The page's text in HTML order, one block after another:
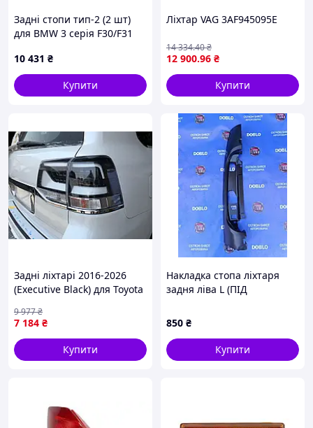
Задні стопи тип-2 (2 шт)
для BMW 3 серія F30/F31
SMARTSHOP_DD
10 431 ₴
Купити
Ліхтар VAG 3AF945095E
12 900.96 ₴
14 334.40₴
Купити
Задні ліхтарі 2016-2026
(Executive Black) для Toyota
7 184 ₴
9 977₴
Купити
Накладка стопа ліхтаря
задня ліва L (ПІД
Doblo Фіат Добло 2005-
2009 223 кузов 735388402
850 ₴
Купити